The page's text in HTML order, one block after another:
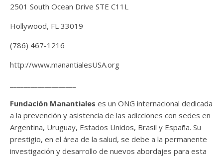
2501 South Ocean Drive STE C11L
Hollywood, FL 33019
(786) 467-1216
http://www.manantialesUSA.org
Fundación Manantiales es un ONG internacional dedicada
a la prevención y asistencia de las adicciones con sedes en
Argentina, Uruguay, Estados Unidos, Brasil y España. Su
prestigio, en el área de la salud, se debe a la permanente
investigación y desarrollo de nuevos abordajes para esta